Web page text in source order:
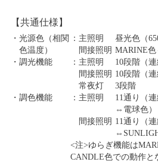
【共通仕様】
・ 光源色（相関
色温度）
： 主照明
昼光色（
間接照明 MARINE
・ 調光機能 ： 主照明
10段階（連
間接照明 10段階（連
常夜灯
3段階
・ 調色機能 ： 主照明
11通り（
⇔電球色）
間接照明 11通り（
<注>ゆらぎ機能は
CANDLE色での動作と